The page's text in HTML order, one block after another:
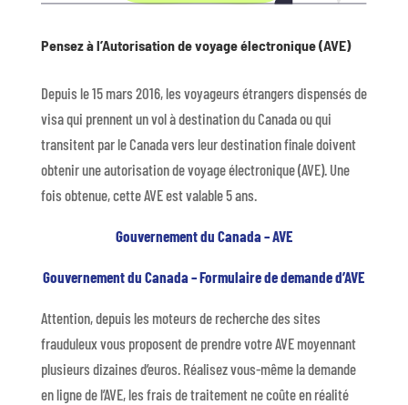
Pensez à l’Autorisation de voyage électronique (AVE)
Depuis le 15 mars 2016, les voyageurs étrangers dispensés de
visa qui prennent un vol à destination du Canada ou qui
transitent par le Canada vers leur destination finale doivent
obtenir une autorisation de voyage électronique (AVE). Une
fois obtenue, cette AVE est valable 5 ans.
Gouvernement du Canada – AVE
Gouvernement du Canada – Formulaire de demande d’AVE
Attention, depuis les moteurs de recherche des sites
frauduleux vous proposent de prendre votre AVE moyennant
plusieurs dizaines d’euros. Réalisez vous-même la demande
en ligne de l’AVE, les frais de traitement ne coûte en réalité